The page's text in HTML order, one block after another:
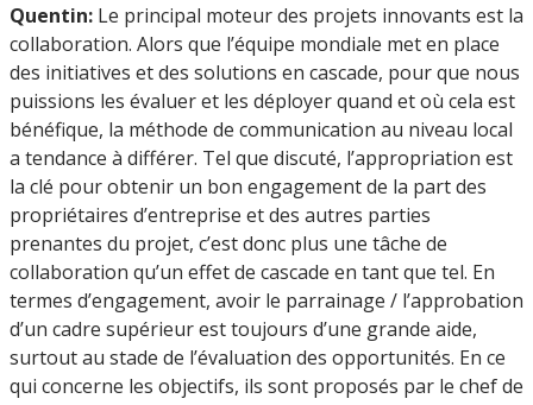
Quentin: Le principal moteur des projets innovants est la
collaboration. Alors que l’équipe mondiale met en place
des initiatives et des solutions en cascade, pour que nous
puissions les évaluer et les déployer quand et où cela est
bénéfique, la méthode de communication au niveau local
a tendance à différer. Tel que discuté, l’appropriation est
la clé pour obtenir un bon engagement de la part des
propriétaires d’entreprise et des autres parties
prenantes du projet, c’est donc plus une tâche de
collaboration qu’un effet de cascade en tant que tel. En
termes d’engagement, avoir le parrainage / l’approbation
d’un cadre supérieur est toujours d’une grande aide,
surtout au stade de l’évaluation des opportunités. En ce
qui concerne les objectifs, ils sont proposés par le chef de